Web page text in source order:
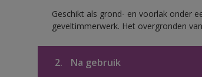
Geschikt als grond- en voorlak onder
geveltimmerwerk. Het overgronden
2. Na gebruik